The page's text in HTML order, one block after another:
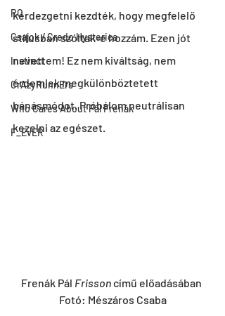
RO
Csajok / Credo Hysterica
Instinct
CrAzyRunnErs
Who Cares About Pál Frenák
F_EvER
kérdezgetni kezdték, hogy megfelelő
stílusban szóltak-e hozzám. Ezen jót
nevettem! Ez nem kiváltság, nem
érdemlek megkülönböztetett
bánásmódot. Próbálom neutrálisan
kezelni az egészet.
Frenák Pál Frisson című előadásában
Fotó: Mészáros Csaba